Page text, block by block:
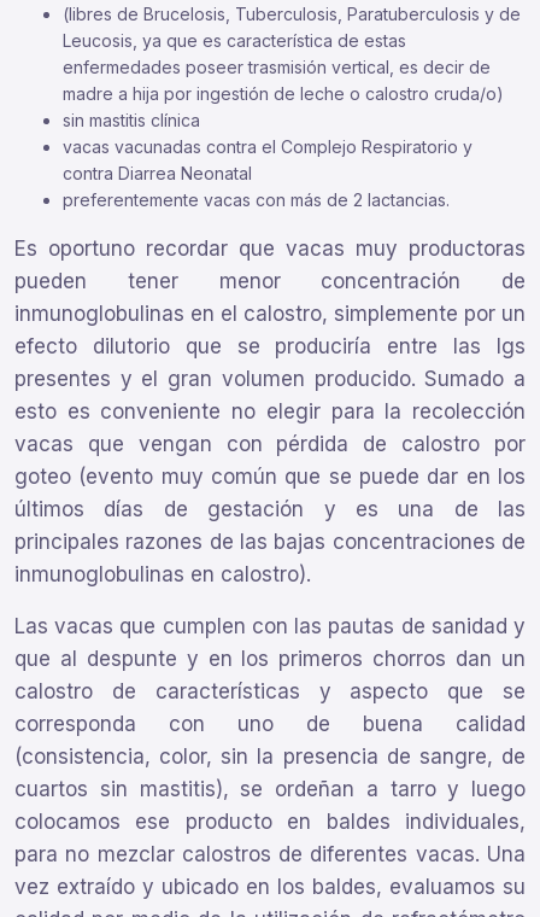
(libres de Brucelosis, Tuberculosis, Paratuberculosis y de
Leucosis, ya que es característica de estas
enfermedades poseer trasmisión vertical, es decir de
madre a hija por ingestión de leche o calostro cruda/o)
sin mastitis clínica
vacas vacunadas contra el Complejo Respiratorio y
contra Diarrea Neonatal
preferentemente vacas con más de 2 lactancias.
Es oportuno recordar que vacas muy productoras
pueden tener menor concentración de
inmunoglobulinas en el calostro, simplemente por un
efecto dilutorio que se produciría entre las Igs
presentes y el gran volumen producido. Sumado a
esto es conveniente no elegir para la recolección
vacas que vengan con pérdida de calostro por
goteo (evento muy común que se puede dar en los
últimos días de gestación y es una de las
principales razones de las bajas concentraciones de
inmunoglobulinas en calostro).
Las vacas que cumplen con las pautas de sanidad y
que al despunte y en los primeros chorros dan un
calostro de características y aspecto que se
corresponda con uno de buena calidad
(consistencia, color, sin la presencia de sangre, de
cuartos sin mastitis), se ordeñan a tarro y luego
colocamos ese producto en baldes individuales,
para no mezclar calostros de diferentes vacas. Una
vez extraído y ubicado en los baldes, evaluamos su